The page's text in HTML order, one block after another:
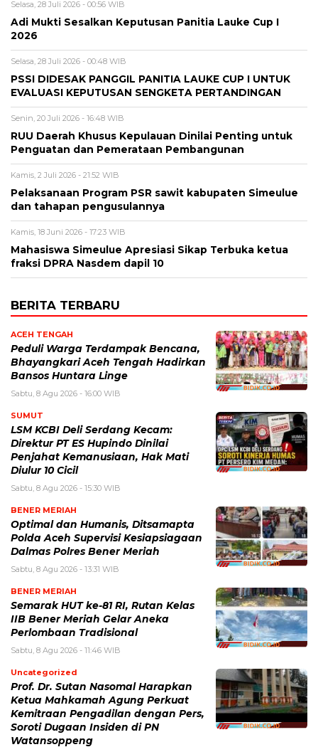
Selasa, 28 Juli 2026 - 00:56 WIB
Adi Mukti Sesalkan Keputusan Panitia Lauke Cup I
2026
Selasa, 28 Juli 2026 - 00:48 WIB
PSSI DIDESAK PANGGIL PANITIA LAUKE CUP I UNTUK
EVALUASI KEPUTUSAN SENGKETA PERTANDINGAN
Senin, 20 Juli 2026 - 16:48 WIB
RUU Daerah Khusus Kepulauan Dinilai Penting untuk
Penguatan dan Pemerataan Pembangunan
Kamis, 2 Juli 2026 - 21:52 WIB
Pelaksanaan Program PSR sawit kabupaten Simeulue
dan tahapan pengusulannya
Kamis, 18 Juni 2026 - 17:23 WIB
Mahasiswa Simeulue Apresiasi Sikap Terbuka ketua
fraksi DPRA Nasdem dapil 10
BERITA TERBARU
ACEH TENGAH
Peduli Warga Terdampak Bencana,
Bhayangkari Aceh Tengah Hadirkan
Bansos Huntara Linge
Sabtu, 8 Agu 2026 - 16:00 WIB
SUMUT
LSM KCBI Deli Serdang Kecam:
Direktur PT ES Hupindo Dinilai
Penjahat Kemanusiaan, Hak Mati
Diulur 10 Cicil
Sabtu, 8 Agu 2026 - 15:30 WIB
BENER MERIAH
Optimal dan Humanis, Ditsamapta
Polda Aceh Supervisi Kesiapsiagaan
Dalmas Polres Bener Meriah
Sabtu, 8 Agu 2026 - 13:31 WIB
BENER MERIAH
Semarak HUT ke-81 RI, Rutan Kelas
IIB Bener Meriah Gelar Aneka
Perlombaan Tradisional
Sabtu, 8 Agu 2026 - 11:46 WIB
Uncategorized
Prof. Dr. Sutan Nasomal Harapkan
Ketua Mahkamah Agung Perkuat
Kemitraan Pengadilan dengan Pers,
Soroti Dugaan Insiden di PN
Watansoppeng